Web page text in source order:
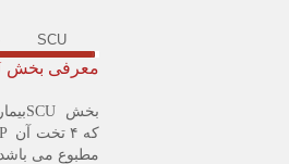
SCU
معرفی بخش SCU
بخش SCU
که ۴ تخت آن
مطبوع می